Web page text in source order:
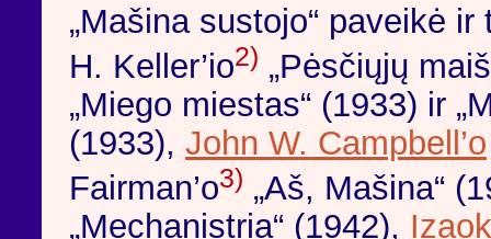
„Mašina sustojo“ paveikė
H. Keller’io2) „Pėsčiųjų
„Miego miestas“ (1933) ir
(1933), John W. Campbell’o
Fairman’o3) „Aš, Mašina“
„Mechanistria“ (1942),